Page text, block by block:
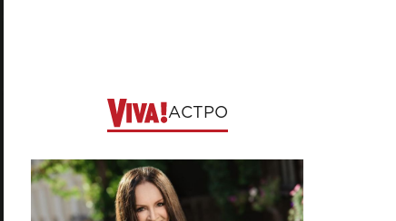
АСТРО